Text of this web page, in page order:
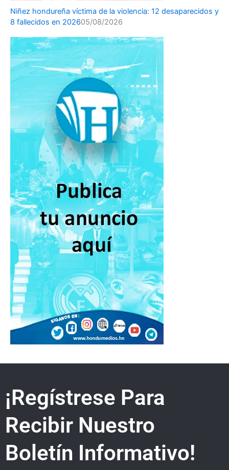
Niñez hondureña víctima de la violencia: 12 desaparecidos y
8 fallecidos en 202605/08/2026
¡Regístrese Para
Recibir Nuestro
Boletín Informativo!